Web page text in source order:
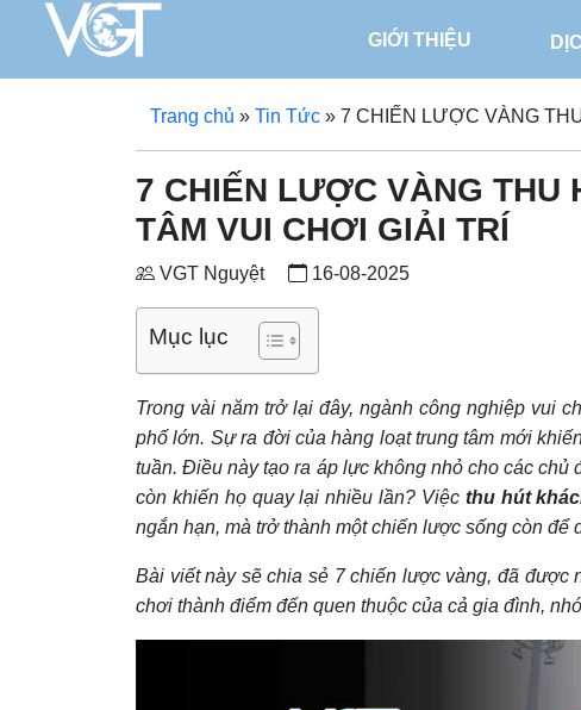
GIỚI THIỆU
Trang chủ » Tin Tức » 7 CHIẾN LƯỢC VÀNG
7 CHIẾN LƯỢC VÀNG THU
TÂM VUI CHƠI GIẢI TRÍ
VGT Nguyệt 16-08-2025
Mục lục
Trong vài năm trở lại đây, ngành công nghiệp vui
phố lớn. Sự ra đời của hàng loạt trung tâm mới
tuần. Điều này tạo ra áp lực không nhỏ cho các chủ
còn khiến họ quay lại nhiều lần? Việc thu hút
ngắn hạn, mà trở thành một chiến lược sống còn để
Bài viết này sẽ chia sẻ 7 chiến lược vàng, đã được
chơi thành điểm đến quen thuộc của cả gia đình,